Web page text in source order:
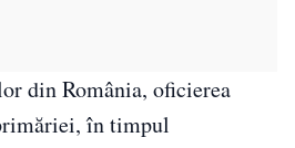
din România, oficierea
în timpul